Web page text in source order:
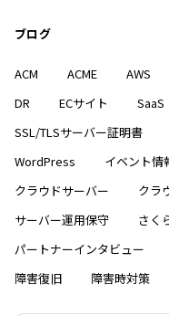
ブログ
ACM ACME AWS
DR
ECサイト SaaS
SSL/TLSサーバー証明書
WordPress
イベント情
クラウドサーバー
クラ
サーバー運用保守
さく
パートナーインタビュー
障害復旧
障害時対策